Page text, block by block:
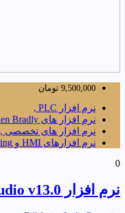
9,500,000 تومان
نرم افزار PLC ,
نرم افزار های PLC Allen Bradly ,
نرم افزار های تخصصی ,
نرم افزارهای HMI و Monitoring
0
نرم افزار FactoryTalk View Studio v13.0